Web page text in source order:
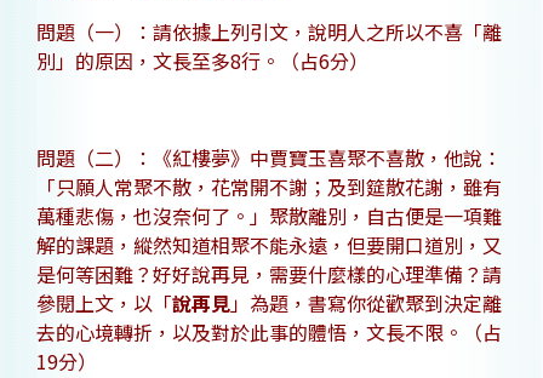
問題（一）：請依據上列引文，說明人之所以不喜「離
別」的原因，文長至多8行。（占6分）
問題（二）：《紅樓夢》中賈寶玉喜聚不喜散，他說：
「只願人常聚不散，花常開不謝；及到筵散花謝，雖有
萬種悲傷，也沒奈何了。」聚散離別，自古便是一項難
解的課題，縱然知道相聚不能永遠，但要開口道別，又
是何等困難？好好說再見，需要什麼樣的心理準備？請
參閱上文，以「說再見」為題，書寫你從歡聚到決定離
去的心境轉折，以及對於此事的體悟，文長不限。（占
19分）